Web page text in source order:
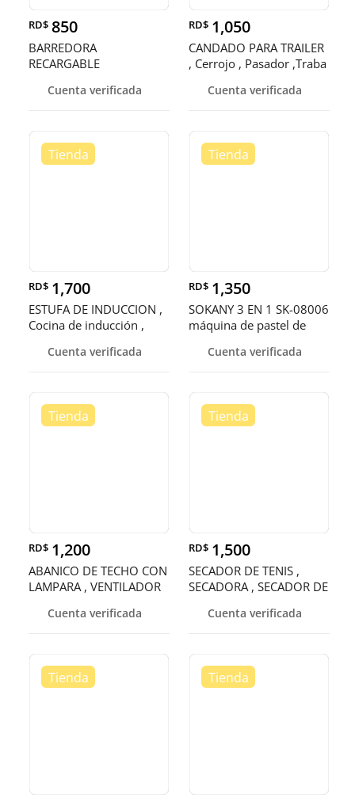
RD$ 850
BARREDORA
RECARGABLE
Cuenta verificada
RD$ 1,050
CANDADO PARA TRAILER
, Cerrojo , Pasador ,Traba
Cuenta verificada
RD$ 1,700
ESTUFA DE INDUCCION ,
Cocina de inducción ,
Cuenta verificada
RD$ 1,350
SOKANY 3 EN 1 SK-08006
máquina de pastel de
Cuenta verificada
RD$ 1,200
ABANICO DE TECHO CON
LAMPARA , VENTILADOR
Cuenta verificada
RD$ 1,500
SECADOR DE TENIS ,
SECADORA , SECADOR DE
Cuenta verificada